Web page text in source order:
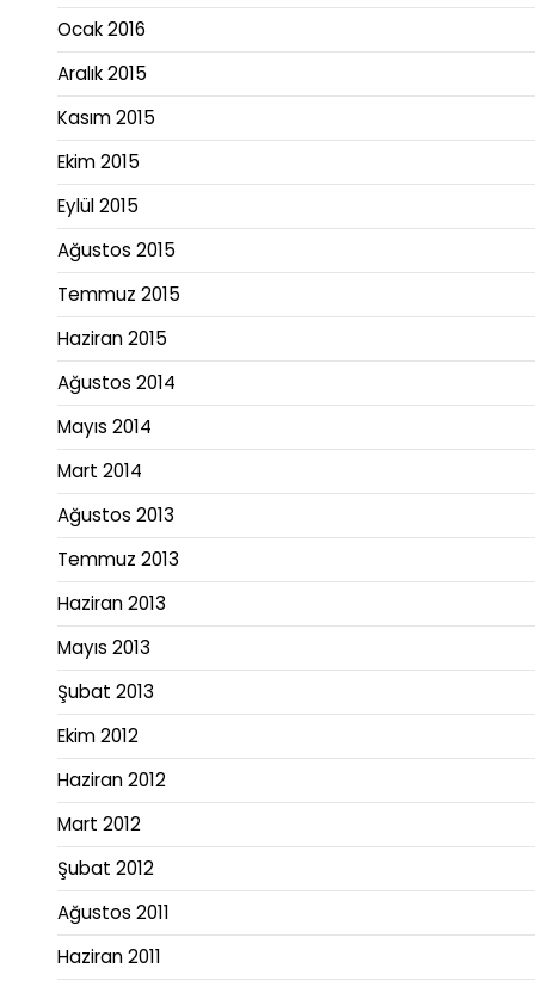
Ocak 2016
Aralık 2015
Kasım 2015
Ekim 2015
Eylül 2015
Ağustos 2015
Temmuz 2015
Haziran 2015
Ağustos 2014
Mayıs 2014
Mart 2014
Ağustos 2013
Temmuz 2013
Haziran 2013
Mayıs 2013
Şubat 2013
Ekim 2012
Haziran 2012
Mart 2012
Şubat 2012
Ağustos 2011
Haziran 2011